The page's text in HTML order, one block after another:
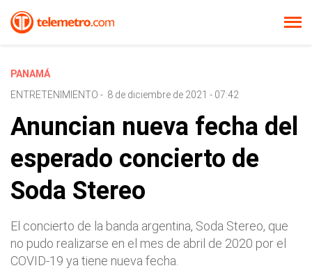
PANAMÁ
ENTRETENIMIENTO - 8 de diciembre de 2021 - 07:42
Anuncian nueva fecha del
esperado concierto de
Soda Stereo
El concierto de la banda argentina, Soda Stereo, que
no pudo realizarse en el mes de abril de 2020 por el
COVID-19 ya tiene nueva fecha.